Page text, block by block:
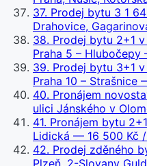
37. Prodej bytu 3 1
Drahovice,
38. Prodej bytu 2+1
Praha 5 – Hlubočepy
39. Prodej bytu 3+1
Praha 10 – Strašnice
40. Pronájem
ulici Jánského v
41. Pronájem bytu
Lidická — 16 500 Kč
42. Prodej zděného